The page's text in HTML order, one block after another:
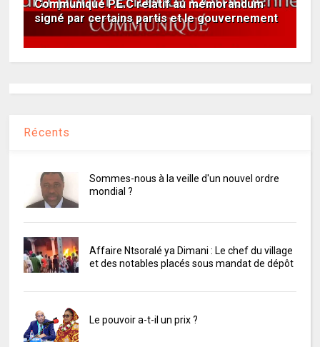
Communiqué P.E.C relatif au mémorandum
signé par certains partis et le gouvernement
Récents
Sommes-nous à la veille d'un nouvel ordre
mondial ?
Affaire Ntsoralé ya Dimani : Le chef du village
et des notables placés sous mandat de dépôt
Le pouvoir a-t-il un prix ?